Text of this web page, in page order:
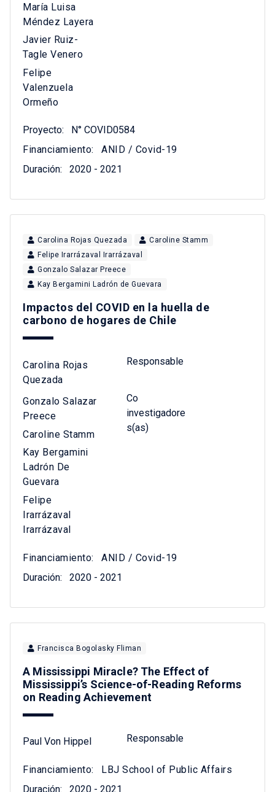
María Luisa
Méndez Layera
Javier Ruiz-
Tagle Venero
Felipe
Valenzuela
Ormeño
Proyecto:
N° COVID0584
Financiamiento:
ANID / Covid-19
Duración:
2020 - 2021
Carolina Rojas Quezada
Caroline Stamm
Felipe Irarrázaval Irarrázaval
Gonzalo Salazar Preece
Kay Bergamini Ladrón de Guevara
Impactos del COVID en la huella de
carbono de hogares de Chile
Carolina Rojas
Quezada
Responsable
Gonzalo Salazar
Preece
Caroline Stamm
Kay Bergamini
Ladrón De
Guevara
Felipe
Irarrázaval
Irarrázaval
Co
investigadore
s(as)
Financiamiento:
ANID / Covid-19
Duración:
2020 - 2021
Francisca Bogolasky Fliman
A Mississippi Miracle? The Effect of
Mississippi’s Science-of-Reading Reforms
on Reading Achievement
Paul Von Hippel Responsable
Financiamiento:
LBJ School of Public Affairs
Duración:
2020 - 2021